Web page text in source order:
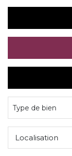
Du neuf
De l'immo
Type de bien
Localisation